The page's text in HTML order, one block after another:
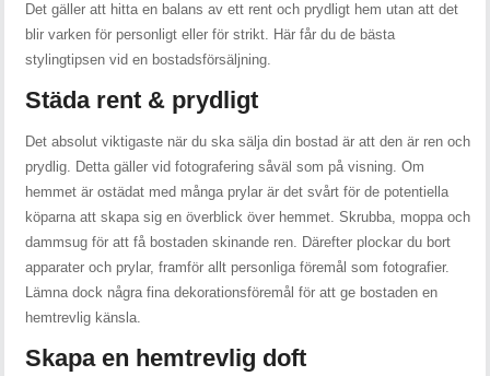
Det gäller att hitta en balans av ett rent och prydligt hem utan att det
blir varken för personligt eller för strikt. Här får du de bästa
stylingtipsen vid en bostadsförsäljning.
Städa rent & prydligt
Det absolut viktigaste när du ska sälja din bostad är att den är ren och
prydlig. Detta gäller vid fotografering såväl som på visning. Om
hemmet är ostädat med många prylar är det svårt för de potentiella
köparna att skapa sig en överblick över hemmet. Skrubba, moppa och
dammsug för att få bostaden skinande ren. Därefter plockar du bort
apparater och prylar, framför allt personliga föremål som fotografier.
Lämna dock några fina dekorationsföremål för att ge bostaden en
hemtrevlig känsla.
Skapa en hemtrevlig doft